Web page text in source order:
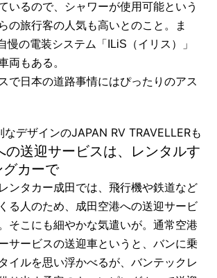
いるので、シャワーが使用可能という
の旅行客の人気も高いとのこと。ま
慢の電装システム「ILiS（イリス）」
両もある。
で日本の道路事情にはぴったりのアス
デザインのJAPAN RV TRAVELLERも
の送迎サービスは、レンタルす
グカーで
ンタカー成田では、飛行機や鉄道など
る人のため、成田空港への送迎サービ
そこにも細やかな気遣いが。通常空港
サービスの送迎車というと、バンに乗
イルを思い浮かべるが、バンテックレ